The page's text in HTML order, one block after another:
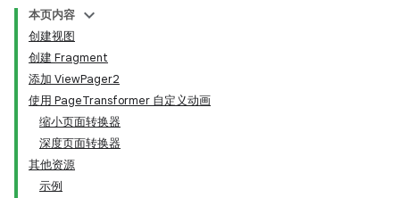
本页内容
创建视图
创建 Fragment
添加 ViewPager2
使用 PageTransformer 自定义动画
缩小页面转换器
深度页面转换器
其他资源
示例